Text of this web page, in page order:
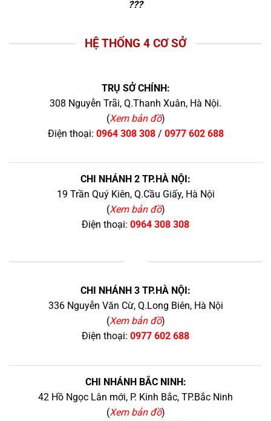
???
HỆ THỐNG 4 CƠ SỞ
TRỤ SỞ CHÍNH:
308 Nguyễn Trãi, Q.Thanh Xuân, Hà Nội.
(Xem bản đồ)
Điện thoại: 0964 308 308/ 0977 602 688
CHI NHÁNH 2 TP.HÀ NỘI:
19 Trần Quý Kiên, Q.Cầu Giấy, Hà Nội
(Xem bản đồ)
Điện thoại: 0964 308 308
CHI NHÁNH 3 TP.HÀ NỘI:
336 Nguyễn Văn Cừ, Q.Long Biên, Hà Nội
(Xem bản đồ)
Điện thoại: 0977 602 688
CHI NHÁNH BẮC NINH:
42 Hồ Ngọc Lân mới, P. Kinh Bắc, TP.Bắc Ninh
(Xem bản đồ)